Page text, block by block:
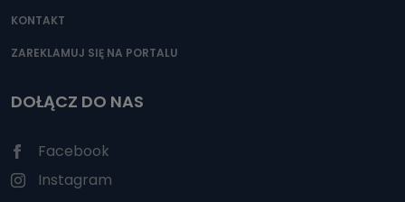
KONTAKT
ZAREKLAMUJ SIĘ NA PORTALU
DOŁĄCZ DO NAS
Facebook
Instagram